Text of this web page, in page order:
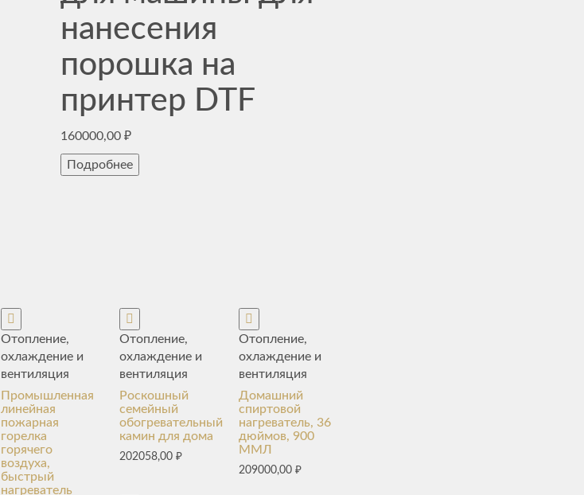
нанесения
порошка на
принтер DTF
160000,00₽
Подробнее
Отопление,
охлаждение и
вентиляция
Промышленная
линейная
пожарная
горелка
горячего
воздуха,
быстрый
нагреватель
Отопление,
охлаждение и
вентиляция
Роскошный
семейный
обогревательный
камин для дома
202058,00₽
Отопление,
охлаждение и
вентиляция
Домашний
спиртовой
нагреватель, 36
дюймов, 900
ММЛ
209000,00 ₽